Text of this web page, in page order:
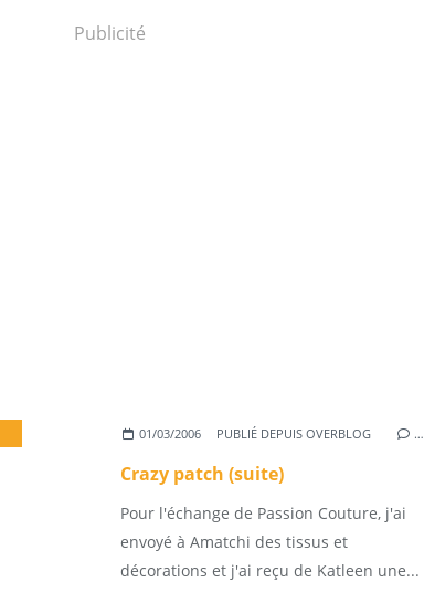
Publicité
01/03/2006 PUBLIÉ DEPUIS OVERBLOG …
Crazy patch (suite)
Pour l'échange de Passion Couture, j'ai
envoyé à Amatchi des tissus et
décorations et j'ai reçu de Katleen une...